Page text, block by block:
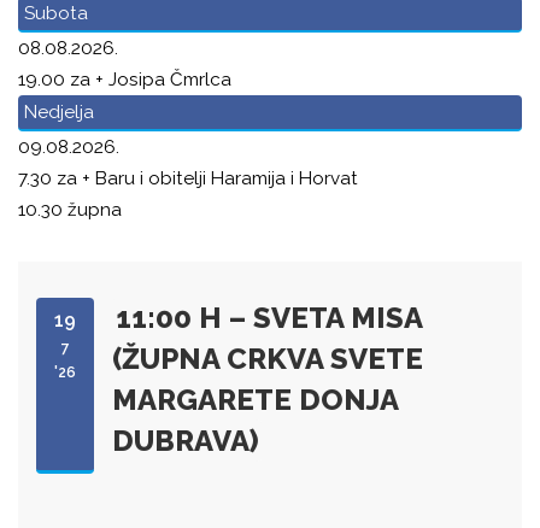
Subota
08.08.2026.
19.00 za + Josipa Čmrlca
Nedjelja
09.08.2026.
7.30 za + Baru i obitelji Haramija i Horvat
10.30 župna
19
7
'26
11:00 H – SVETA MISA
(ŽUPNA CRKVA SVETE
MARGARETE DONJA
DUBRAVA)